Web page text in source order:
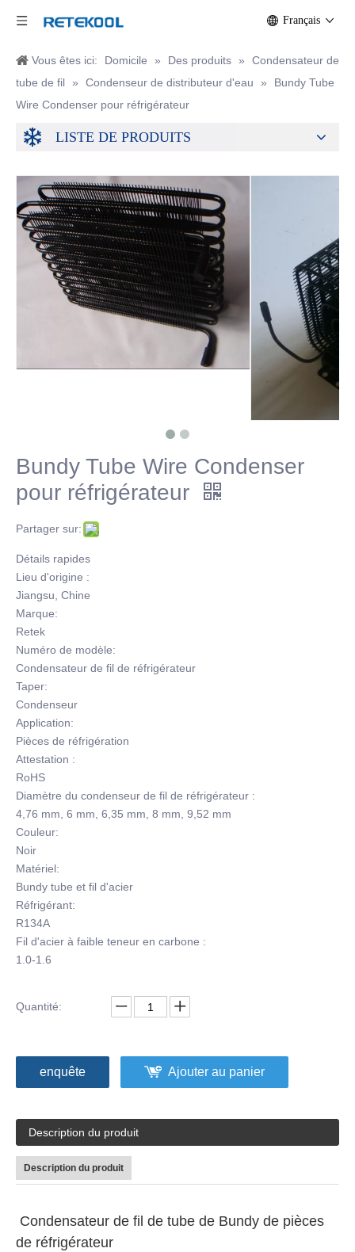
Français
Vous êtes ici: Domicile » Des produits »
Condensateur de
tube de fil » Condenseur de distributeur d'eau »
Bundy Tube
Wire Condenser pour réfrigérateur
LISTE DE PRODUITS
Bundy Tube Wire Condenser
pour réfrigérateur
Partager sur:
Détails rapides
Lieu d'origine :
Jiangsu, Chine
Marque:
Retek
Numéro de modèle:
Condensateur de fil de réfrigérateur
Taper:
Condenseur
Application:
Pièces de réfrigération
Attestation :
RoHS
Diamètre du condenseur de fil de réfrigérateur :
4,76 mm, 6 mm, 6,35 mm, 8 mm, 9,52 mm
Couleur:
Noir
Matériel:
Bundy tube et fil d'acier
Réfrigérant:
R134A
Fil d'acier à faible teneur en carbone :
1.0-1.6
Quantité:
enquête Ajouter au panier
Description du produit
Description du produit
Condensateur de fil de tube de Bundy de pièces
de réfrigérateur